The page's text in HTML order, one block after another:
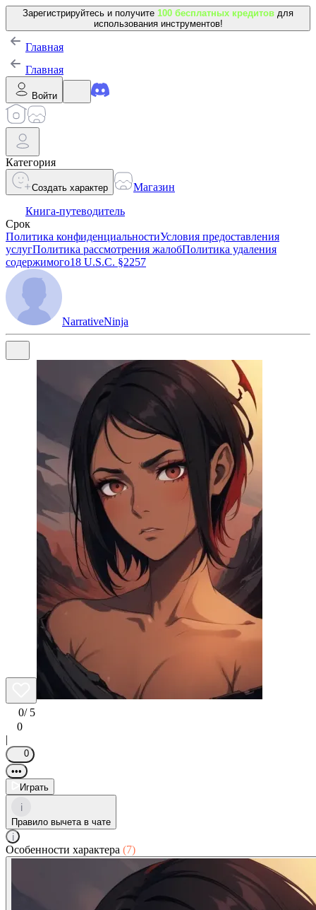
Зарегистрируйтесь и получите 100 бесплатных кредитов для
использования инструментов!
Главная
Главная
Войти
Категория
Создать характер
Магазин
Книга-путеводитель
Срок
Политика конфиденциальностиУсловия предоставления
услугПолитика рассмотрения жалобПолитика удаления
содержимого18 U.S.C. §2257
NarrativeNinja
0/ 5
0
|
0
•••
Играть
i
Правило вычета в чате
i
Особенности характера (7)